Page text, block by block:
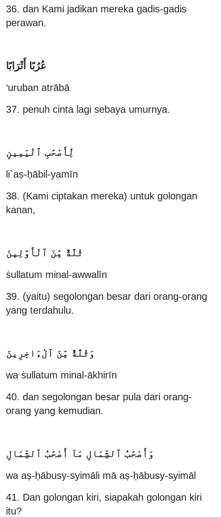
36. dan Kami jadikan mereka gadis-gadis
perawan.
‘uruban atrābā
37. penuh cinta lagi sebaya umurnya.
لِّأَصْحَٰبِ ٱلْيَمِينِ
li`aṣ-ḥābil-yamīn
38. (Kami ciptakan mereka) untuk golongan
kanan,
ثُلَّةٌ مِّنَ ٱلْأَوَّلِينَ
ṡullatum minal-awwalīn
39. (yaitu) segolongan besar dari orang-orang
yang terdahulu.
wa ṡullatum minal-ākhirīn
40. dan segolongan besar pula dari orang-
orang yang kemudian.
wa aṣ-ḥābusy-syimāli mā aṣ-ḥābusy-syimāl
41. Dan golongan kiri, siapakah golongan kiri
itu?